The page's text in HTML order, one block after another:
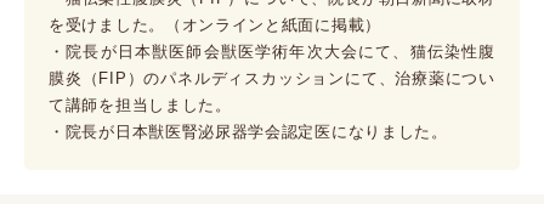
を受けました。（オンラインと紙面に掲載）
・院長が日本獣医師会獣医学術年次大会にて、猫伝染性腹
膜炎（FIP）のパネルディスカッションにて、治療薬につい
て講師を担当しました。
・院長が日本獣医腎泌尿器学会認定医になりました。